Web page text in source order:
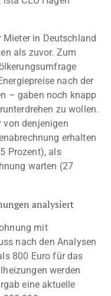
Mieter in Deutschland
als zuvor. Zum
nach der
– gaben noch knapp
zu wollen.
von denjenigen
erhalten
Prozent), als
warten (27
analysiert
mit
nach den Analysen
800 Euro für das
werden
eine aktuelle